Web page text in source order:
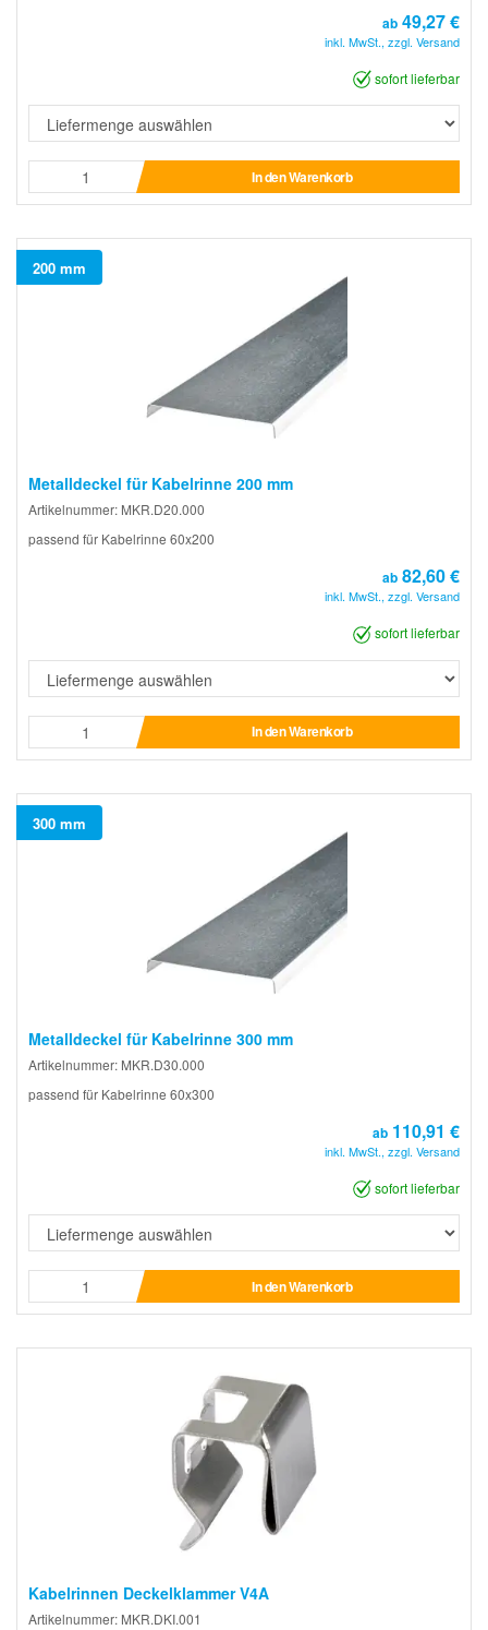
ab 49,27 €
inkl. MwSt., zzgl. Versand
sofort lieferbar
In den Warenkorb
200 mm
Metalldeckel für Kabelrinne 200 mm
Artikelnummer: MKR.D20.000
passend für Kabelrinne 60x200
ab 82,60 €
inkl. MwSt., zzgl. Versand
sofort lieferbar
In den Warenkorb
300 mm
Metalldeckel für Kabelrinne 300 mm
Artikelnummer: MKR.D30.000
passend für Kabelrinne 60x300
ab 110,91 €
inkl. MwSt., zzgl. Versand
sofort lieferbar
In den Warenkorb
Kabelrinnen Deckelklammer V4A
Artikelnummer: MKR.DKI.001